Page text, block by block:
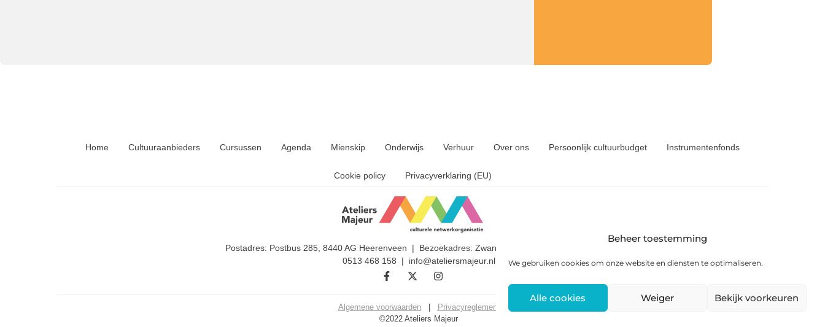
Beheer toestemming
We gebruiken cookies om onze website en diensten te optimaliseren.
Alle cookies Weiger Bekijk voorkeuren
Home Cultuuraanbieders Cursussen Agenda Mienskip Onderwijs Verhuur Over ons Persoonlijk cultuurbudget Instrumentenfonds
Cookie policy Privacyverklaring (EU)
Postadres: Postbus 285, 8440 AG Heerenveen | Bezoekadres: Zwanedrift 2, 8446 KS Heerenveen
0513 468 158 | info@ateliersmajeur.nl
Algemene voorwaarden|
Privacyreglement
©2022 Ateliers Majeur